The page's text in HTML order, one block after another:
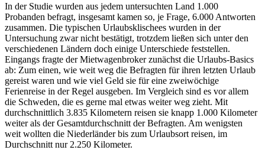
In der Studie wurden aus jedem untersuchten Land 1.000
Probanden befragt, insgesamt kamen so, je Frage, 6.000 Antworten
zusammen. Die typischen Urlaubsklischees wurden in der
Untersuchung zwar nicht bestätigt, trotzdem ließen sich unter den
verschiedenen Ländern doch einige Unterschiede feststellen.
Eingangs fragte der Mietwagenbroker zunächst die Urlaubs-Basics
ab: Zum einen, wie weit weg die Befragten für ihren letzten Urlaub
gereist waren und wie viel Geld sie für eine zweiwöchige
Ferienreise in der Regel ausgeben. Im Vergleich sind es vor allem
die Schweden, die es gerne mal etwas weiter weg zieht. Mit
durchschnittlich 3.835 Kilometern reisen sie knapp 1.000 Kilometer
weiter als der Gesamtdurchschnitt der Befragten. Am wenigsten
weit wollten die Niederländer bis zum Urlaubsort reisen, im
Durchschnitt nur 2.250 Kilometer.